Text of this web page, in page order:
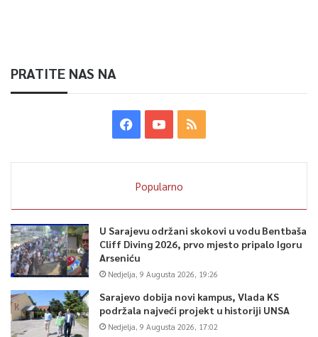
PRATITE NAS NA
Popularno
U Sarajevu održani skokovi u vodu Bentbaša
Cliff Diving 2026, prvo mjesto pripalo Igoru
Arseniću
Nedjelja, 9 Augusta 2026, 19:26
Sarajevo dobija novi kampus, Vlada KS
podržala najveći projekt u historiji UNSA
Nedjelja, 9 Augusta 2026, 17:02